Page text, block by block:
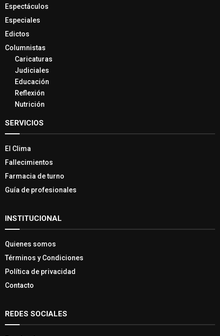
Espectáculos
Especiales
Edictos
Columnistas
Caricaturas
Judiciales
Educación
Reflexión
Nutrición
SERVICIOS
El Clima
Fallecimientos
Farmacia de turno
Guía de profesionales
INSTITUCIONAL
Quienes somos
Términos y Condiciones
Política de privacidad
Contacto
REDES SOCIALES